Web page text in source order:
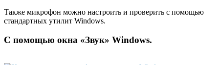
Также микрофон можно настроить и проверить с помощью
стандартных утилит Windows.
С помощью окна «Звук» Windows.